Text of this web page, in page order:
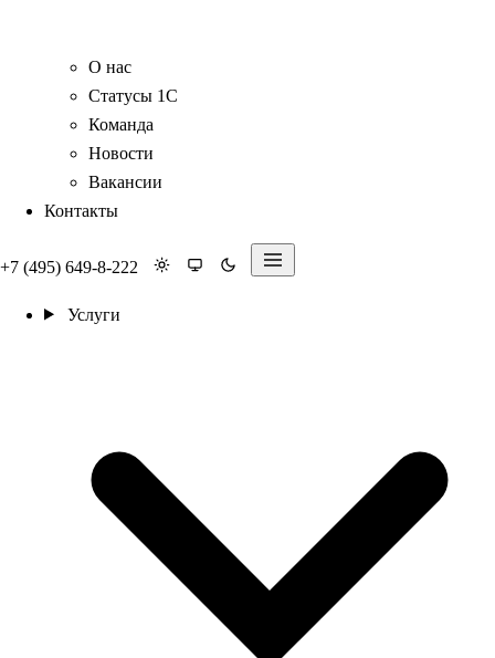
О нас
Статусы 1С
Команда
Новости
Вакансии
Контакты
+7 (495) 649-8-222
Услуги